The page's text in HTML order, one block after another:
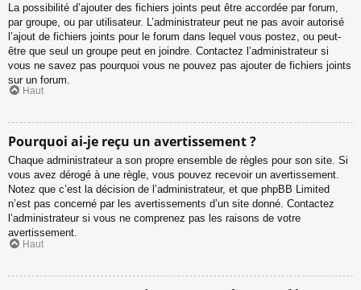
La possibilité d’ajouter des fichiers joints peut être accordée par forum,
par groupe, ou par utilisateur. L’administrateur peut ne pas avoir autorisé
l’ajout de fichiers joints pour le forum dans lequel vous postez, ou peut-
être que seul un groupe peut en joindre. Contactez l’administrateur si
vous ne savez pas pourquoi vous ne pouvez pas ajouter de fichiers joints
sur un forum.
Haut
Pourquoi ai-je reçu un avertissement ?
Chaque administrateur a son propre ensemble de règles pour son site. Si
vous avez dérogé à une règle, vous pouvez recevoir un avertissement.
Notez que c’est la décision de l’administrateur, et que phpBB Limited
n’est pas concerné par les avertissements d’un site donné. Contactez
l’administrateur si vous ne comprenez pas les raisons de votre
avertissement.
Haut